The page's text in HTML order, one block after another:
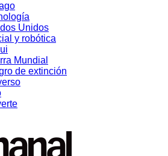
Unidos
y robótica
Mundial
de extinción